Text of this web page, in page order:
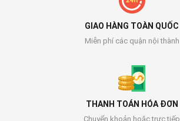
GIAO HÀNG TOÀN QUỐC
Miễn phí các quận nội thành
THANH TOÁN HÓA ĐƠN
Chuyển khoản hoặc trực tiếp